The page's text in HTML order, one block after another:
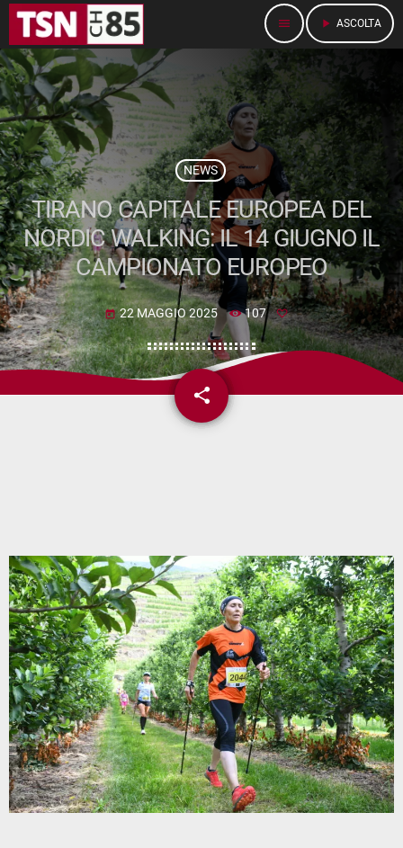
menu play_arrow ASCOLTA
NEWS
TIRANO CAPITALE EUROPEA DEL
NORDIC WALKING: IL 14 GIUGNO IL
CAMPIONATO EUROPEO
today 22 MAGGIO 2025 107
share
email